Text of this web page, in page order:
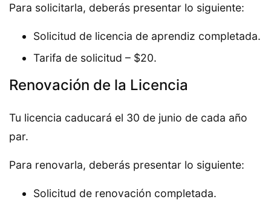
Para solicitarla, deberás presentar lo siguiente:
Solicitud de licencia de aprendiz completada.
Tarifa de solicitud – $20.
Renovación de la Licencia
Tu licencia caducará el 30 de junio de cada año
par.
Para renovarla, deberás presentar lo siguiente:
Solicitud de renovación completada.